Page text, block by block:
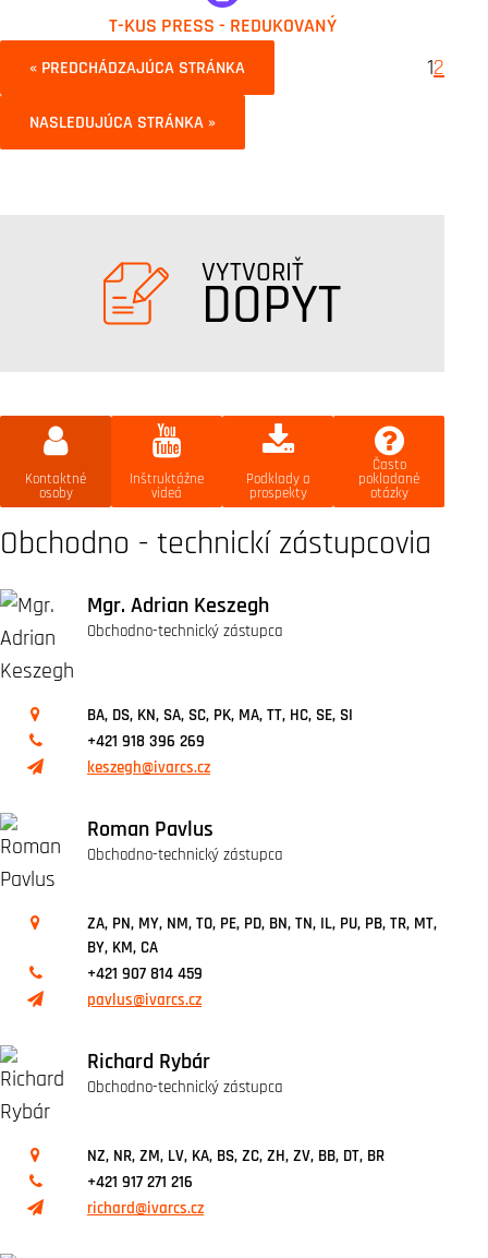
IVAR.PT 5720 R
T-KUS PRESS - REDUKOVANÝ
« PREDCHÁDZAJÚCA STRÁNKA 12
NASLEDUJÚCA STRÁNKA »
VYTVORIŤ
DOPYT
Kontaktné
osoby
Inštruktážne
videá
Podklady a
prospekty
Často
pokladané
otázky
Obchodno - technickí zástupcovia
Mgr. Adrian Keszegh
Obchodno-technický zástupca
BA, DS, KN, SA, SC, PK, MA, TT, HC, SE, SI
+421 918 396 269
keszegh@ivarcs.cz
Roman Pavlus
Obchodno-technický zástupca
ZA, PN, MY, NM, TO, PE, PD, BN, TN, IL, PU, PB, TR, MT,
BY, KM, CA
+421 907 814 459
pavlus@ivarcs.cz
Richard Rybár
Obchodno-technický zástupca
NZ, NR, ZM, LV, KA, BS, ZC, ZH, ZV, BB, DT, BR
+421 917 271 216
richard@ivarcs.cz